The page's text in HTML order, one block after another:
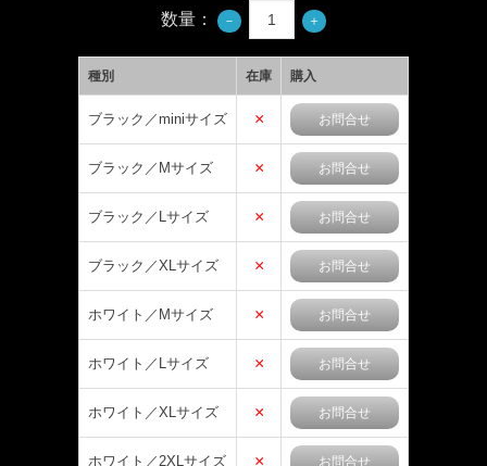
数量：
種別 在庫 購入
ブラック／miniサイズ × お問合せ
ブラック／Mサイズ × お問合せ
ブラック／Lサイズ × お問合せ
ブラック／XLサイズ × お問合せ
ホワイト／Mサイズ × お問合せ
ホワイト／Lサイズ × お問合せ
ホワイト／XLサイズ × お問合せ
ホワイト／2XLサイズ × お問合せ